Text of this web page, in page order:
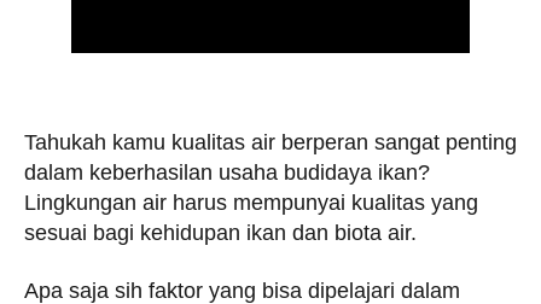
Tahukah kamu kualitas air berperan sangat penting
dalam keberhasilan usaha budidaya ikan?
Lingkungan air harus mempunyai kualitas yang
sesuai bagi kehidupan ikan dan biota air.
Apa saja sih faktor yang bisa dipelajari dalam